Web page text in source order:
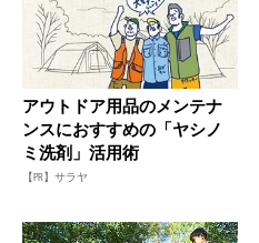
アウトドア用品のメンテナ
ンスにおすすめの「ヤシノ
ミ洗剤」活用術
【PR】サラヤ